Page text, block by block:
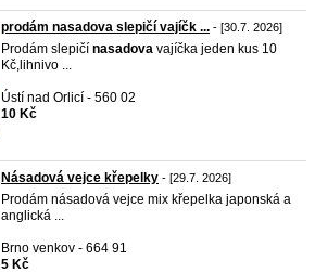
prodám nasadova slepičí vajíčk ... - [30.7. 2026]
Prodám slepičí nasadova vajíčka jeden kus 10
Kč,lihnivo ...
Ústí nad Orlicí - 560 02
10 Kč
Násadová vejce křepelky - [29.7. 2026]
Prodám násadová vejce mix křepelka japonská a
anglická ...
Brno venkov - 664 91
5 Kč